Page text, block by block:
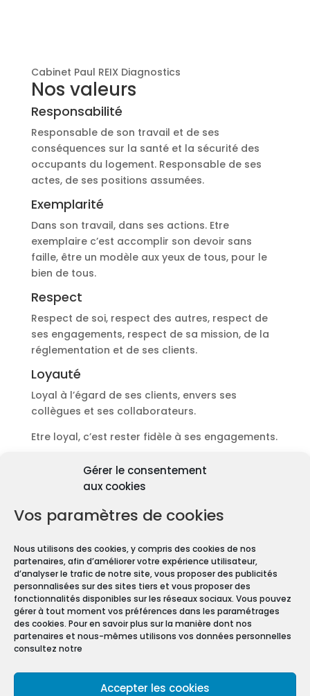
Gérer le consentement
aux cookies
Vos paramètres de cookies
Nous utilisons des cookies, y compris des cookies de nos
partenaires, afin d’améliorer votre expérience utilisateur,
d’analyser le trafic de notre site, vous proposer des publicités
personnalisées sur des sites tiers et vous proposer des
fonctionnalités disponibles sur les réseaux sociaux. Vous pouvez
gérer à tout moment vos préférences dans les paramétrages
des cookies. Pour en savoir plus sur la manière dont nos
partenaires et nous-mêmes utilisons vos données personnelles
consultez notre
Accepter les cookies
Cabinet Paul REIX Diagnostics
Nos valeurs
Responsabilité
Responsable de son travail et de ses
conséquences sur la santé et la sécurité des
occupants du logement. Responsable de ses
actes, de ses positions assumées.
Exemplarité
Dans son travail, dans ses actions. Etre
exemplaire c’est accomplir son devoir sans
faille, être un modèle aux yeux de tous, pour le
bien de tous.
Respect
Respect de soi, respect des autres, respect de
ses engagements, respect de sa mission, de la
réglementation et de ses clients.
Loyauté
Loyal à l’égard de ses clients, envers ses
collègues et ses collaborateurs.
Etre loyal, c’est rester fidèle à ses engagements.
Découvrir les diagnostics
Pourquoi les diagnostics
immobiliers sont
obligatoires ?
Carrez, les diagnostics immobiliers sont devenus
obligatoires pour toute transaction immobilière.
En effet, que vous vendiez ou louiez une maison
ou un appartement, vous devez constituer un
Dossier de Diagnostic Technique (DDT).
Mentions légales